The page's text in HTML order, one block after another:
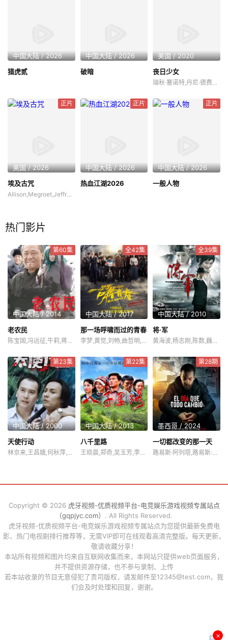
中国大陆 / 2026
猎虎贰
中国大陆 / 2026
破暗
美国 / 2020
丧日少女
瑞秋·塞诺特,丹尼·德费拉里
正片
美国 / 2026
埃及古咒
Allison,Megroet,Jeffrey,Shawn,Miller
正片
中国大陆 / 2026
热血江湖2026
正片
中国大陆 / 2026
一般人物
热门影片
第60集
中国大陆 / 2014
老农民
陈宝国,冯远征,牛莉,蒋欣,梁林琳,任帅,刘敏,霍亚明,舒耀瑄,刘向京,冯国强,白志迪,陈月末,林一霆
全42集
中国大陆 / 2017
那一场呼啸而过的青春
李梦,黄觉,刘畅,曲哲明,卜冠今,陶为,宫晓瑄,李正彦琦,梅树森
全39集
中国大陆 / 2010
将·军
黄海波,杨志刚,陈数,巍子,江柏萱
第23集
中国大陆 / 2000
天使行动
林京来,王昌娥,何秋萍,何思融,姜昕言
第22集
中国大陆 / 2013
八千里路
王晓晨,郑奇,吴玉芳,李明,晨梓妍
第28期
墨西哥 / 2024
一切都改变的那一天
路易斯·阿列塔,路易斯·阿尔贝蒂,加布里埃拉·卡托尔
×
Copyright © 2026 虎牙视频-优质视频平台-电竞娱乐游戏视频专属站点
（gqpjyc.com） . All Rights Reserved.
虎牙视频-优质视频平台-电竞娱乐游戏视频专属站点为您提供最新免费电
影、热门电视剧排行推荐等，无需VIP即可在线观看高清完整版。每天更新，
敬请收藏分享！
本站所有视频和图片均来自互联网收集而来，本网站只提供web页面服务，
并不提供资源存储，也不参与录制、上传
若本站收录的节目无意侵犯了贵司版权，请发邮件至12345@test.com，我
们会及时处理和回复，谢谢。